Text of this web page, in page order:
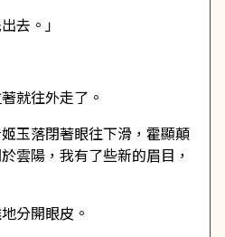
去。」
就往外走了。
玉落閉著眼往下滑，霍顯顛
雲陽，我有了些新的眉目，
分開眼皮。